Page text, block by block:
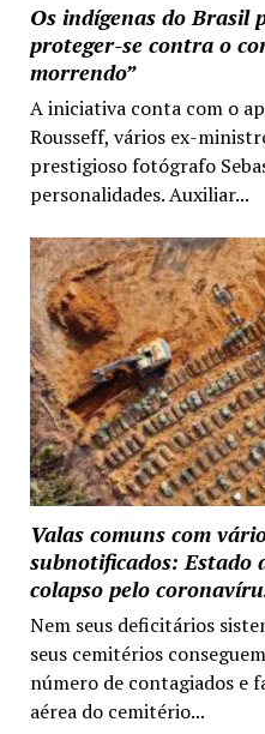
Os indígenas do Brasil
proteger-se contra o
morrendo”
A iniciativa conta com o
Rousseff, vários ex-
prestigioso fotógrafo
personalidades. Auxiliar...
Valas comuns com
subnotificados: Estado
colapso pelo
Nem seus deficitários
seus cemitérios
número de contagiados e
aérea do cemitério...